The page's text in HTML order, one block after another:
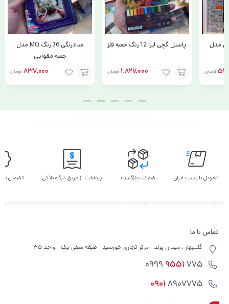
مدل
تومان
پاستل گچی لیرا 12 رنگ جعبه فلز
1,827,000 تومان
افزودن
مدادرنگی 36 رنگ MQ مدل
جعبه مقوایی
837,000 تومان
افزودن
به
تحویل با پست ایران ضمانت بازگشت پرداخت از طریق درگاه بانکی تضمین
تماس با ما
گلــبهار ، میدان پرند - مرکز تجاری خورشید - طبقه منفی یک - واحد 35
9551775 0999
09018907775